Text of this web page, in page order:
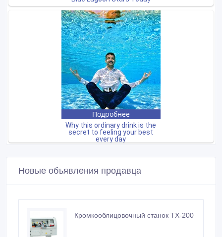
Новые объявления продавца
Кромкооблицовочный станок TX-200